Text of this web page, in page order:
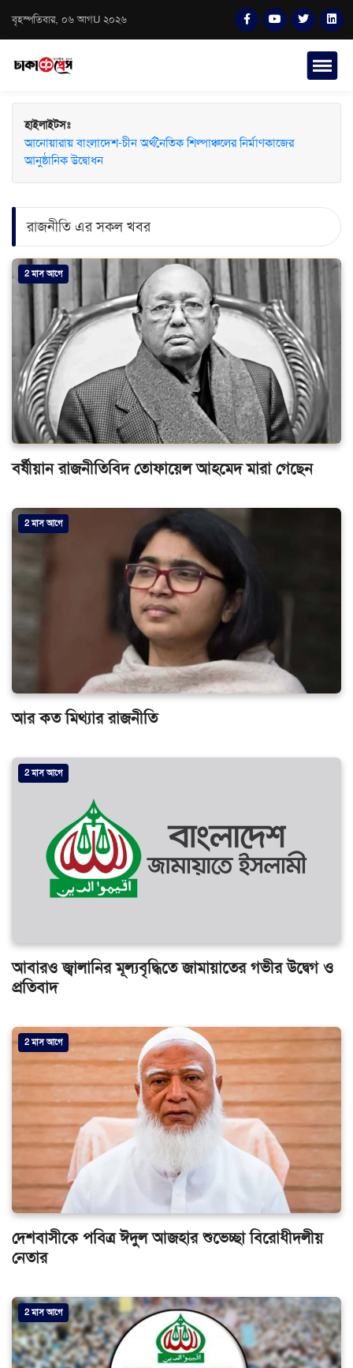
বৃহস্পতিবার, ০৬ আগU ২০২৬
হাইলাইটসঃ
আনোয়ারায় বাংলাদেশ-চীন অর্থনৈতিক শিল্পাঞ্চলের নির্মাণকাজের
আনুষ্ঠানিক উদ্বোধন
রাজনীতি এর সকল খবর
2 মাস আগে
বর্ষীয়ান রাজনীতিবিদ তোফায়েল আহমেদ মারা গেছেন
2 মাস আগে
আর কত মিথ্যার রাজনীতি
2 মাস আগে
আবারও জ্বালানির মূল্যবৃদ্ধিতে জামায়াতের গভীর উদ্বেগ ও
প্রতিবাদ
2 মাস আগে
দেশবাসীকে পবিত্র ঈদুল আজহার শুভেচ্ছা বিরোধীদলীয়
নেতার
2 মাস আগে